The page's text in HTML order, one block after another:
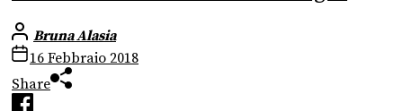
Bruna Alasia
16 Febbraio 2018
Share